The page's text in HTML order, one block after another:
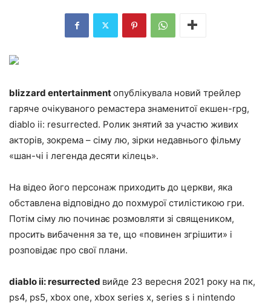
blizzard entertainmentопублікувала новий трейлер
гаряче очікуваного ремастера знаменитої екшен-rpg,
diablo ii: resurrected. Ролик знятий за участю живих
акторів, зокрема – сіму лю, зірки недавнього фільму
«шан-чі і легенда десяти кілець».
На відео його персонаж приходить до церкви, яка
обставлена відповідно до похмурої стилістикою гри.
Потім сіму лю починає розмовляти зі священиком,
просить вибачення за те, що «повинен згрішити» і
розповідає про свої плани.
diablo ii: resurrected вийде 23 вересня 2021 року на пк,
ps4, ps5, xbox one, xbox series x, series s і nintendo